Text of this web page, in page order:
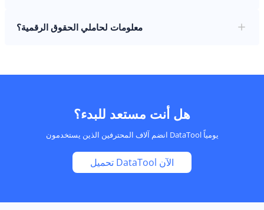
معلومات لحاملي الحقوق الرقمية؟
هل أنت مستعد للبدء؟
انضم آلاف المحترفين الذين يستخدمون DataTool يومياً
تحميل DataTool الآن